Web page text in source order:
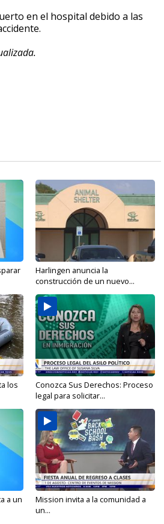
en el hospital debido a las
Harlingen anuncia la
construcción de un nuevo...
los
Conozca Sus Derechos: Proceso
legal para solicitar...
a un
Mission invita a la comunidad a
un...